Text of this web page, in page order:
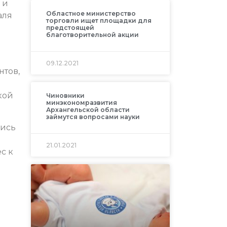
и
к
Областное министерство
торговли ищет площадки для
предстоящей
благотворительной акции
09.12.2021
Чиновники
минэкономразвития
Архангельской области
займутся вопросами науки
21.01.2021